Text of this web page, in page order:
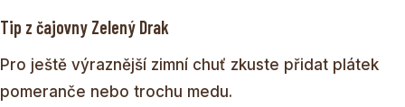
Tip z čajovny Zelený Drak
Pro ještě výraznější zimní chuť zkuste přidat plátek
pomeranče nebo trochu medu.